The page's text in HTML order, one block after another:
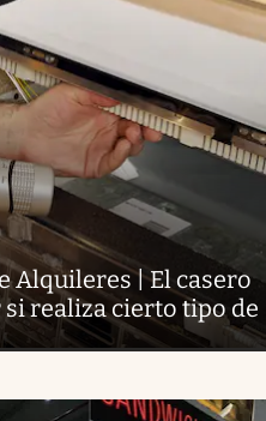
Alquileres | El casero
realiza cierto tipo de